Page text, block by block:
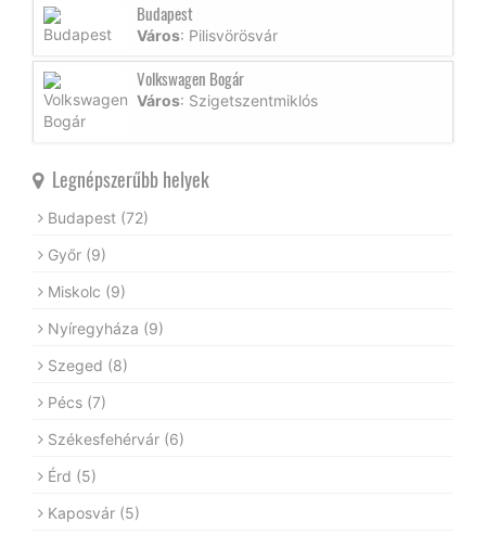
Budapest
Város: Pilisvörösvár
Volkswagen Bogár
Város: Szigetszentmiklós
Legnépszerűbb helyek
Budapest (72)
Győr (9)
Miskolc (9)
Nyíregyháza (9)
Szeged (8)
Pécs (7)
Székesfehérvár (6)
Érd (5)
Kaposvár (5)